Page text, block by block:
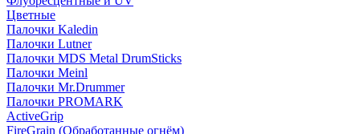
Цветные
Палочки Kaledin
Палочки Lutner
Палочки MDS Metal DrumSticks
Палочки Meinl
Палочки Mr.Drummer
Палочки PROMARK
ActiveGrip
FireGrain (Обработанные огнём)